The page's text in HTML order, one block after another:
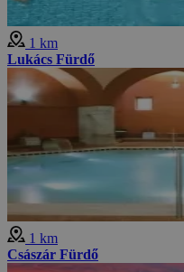
1 km
Lukács Fürdő
1 km
Császár Fürdő